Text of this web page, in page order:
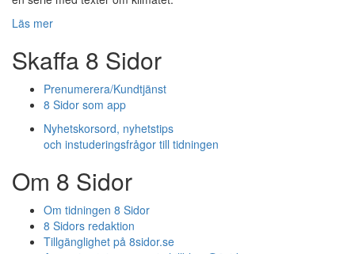
Läs mer
Skaffa 8 Sidor
Prenumerera/Kundtjänst
8 Sidor som app
Nyhetskorsord, nyhetstips
och instuderingsfrågor till tidningen
Om 8 Sidor
Om tidningen 8 Sidor
8 Sidors redaktion
Tillgänglighet på 8sidor.se